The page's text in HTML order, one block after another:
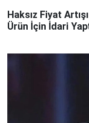
Haksız Fiyat
Ürün İçin İdari